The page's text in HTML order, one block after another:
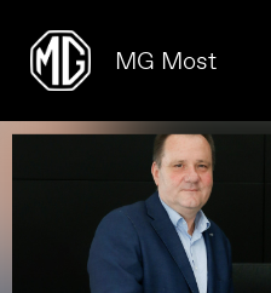
MG Most